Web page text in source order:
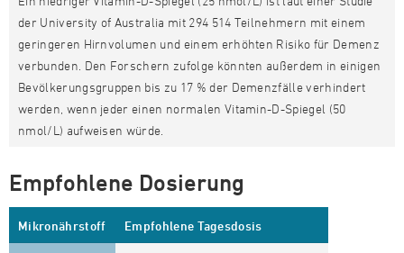
der University of Australia mit 294 514 Teilnehmern mit einem
geringeren Hirnvolumen und einem erhöhten Risiko für Demenz
verbunden. Den Forschern zufolge könnten außerdem in einigen
Bevölkerungsgruppen bis zu 17 % der Demenzfälle verhindert
werden, wenn jeder einen normalen Vitamin-D-Spiegel (50
nmol/L) aufweisen würde.
Empfohlene Dosierung
Mikronährstoff Empfohlene Tagesdosis